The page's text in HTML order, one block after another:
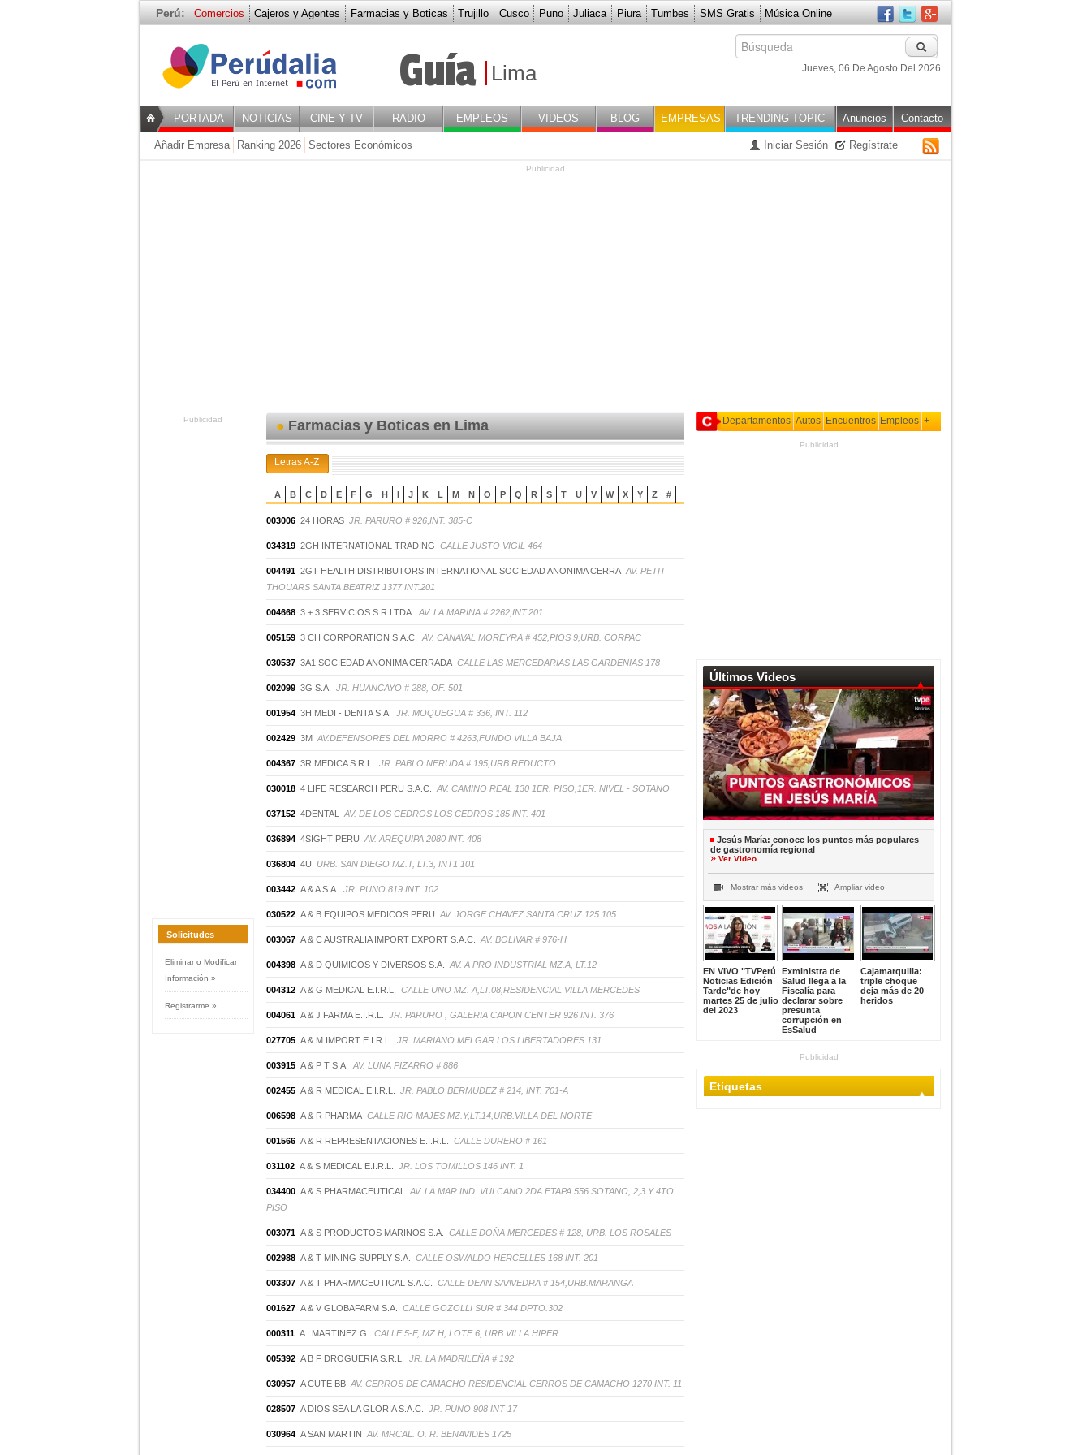
Perú: Comercios Cajeros y Agentes Farmacias y Boticas Trujillo Cusco Puno Juliaca Piura Tumbes SMS Gratis Música Online
Farmacias y Boticas en Lima
Guía Lima Jueves, 06 De Agosto Del 2026
PORTADA NOTICIAS CINE Y TV RADIO EMPLEOS VIDEOS BLOG EMPRESAS TRENDING TOPIC Contacto
Anuncios
Añadir Empresa Ranking 2026 Sectores Económicos Iniciar Sesión Regístrate
Publicidad
Publicidad
Solicitudes
Eliminar o Modificar
Información »
Registrarme »
Farmacias y Boticas en Lima
Letras A-Z
A B C D E F G H I J K L M N O P Q R S T U V W X Y Z #
003006 24 HORAS JR. PARURO # 926,INT. 385-C
034319 2GH INTERNATIONAL TRADING CALLE JUSTO VIGIL 464
004491 2GT HEALTH DISTRIBUTORS INTERNATIONAL SOCIEDAD ANONIMA CERRA AV. PETIT
THOUARS SANTA BEATRIZ 1377 INT.201
004668 3 + 3 SERVICIOS S.R.LTDA. AV. LA MARINA # 2262,INT.201
005159 3 CH CORPORATION S.A.C. AV. CANAVAL MOREYRA # 452,PIOS 9,URB. CORPAC
030537 3A1 SOCIEDAD ANONIMA CERRADA CALLE LAS MERCEDARIAS LAS GARDENIAS 178
002099 3G S.A. JR. HUANCAYO # 288, OF. 501
001954 3H MEDI - DENTA S.A. JR. MOQUEGUA # 336, INT. 112
002429 3M AV.DEFENSORES DEL MORRO # 4263,FUNDO VILLA BAJA
004367 3R MEDICA S.R.L. JR. PABLO NERUDA # 195,URB.REDUCTO
030018 4 LIFE RESEARCH PERU S.A.C. AV. CAMINO REAL 130 1ER. PISO,1ER. NIVEL - SOTANO
037152 4DENTAL AV. DE LOS CEDROS LOS CEDROS 185 INT. 401
036894 4SIGHT PERU AV. AREQUIPA 2080 INT. 408
036804 4U URB. SAN DIEGO MZ.T, LT.3, INT1 101
003442 A & A S.A. JR. PUNO 819 INT. 102
030522 A & B EQUIPOS MEDICOS PERU AV. JORGE CHAVEZ SANTA CRUZ 125 105
003067 A & C AUSTRALIA IMPORT EXPORT S.A.C. AV. BOLIVAR # 976-H
004398 A & D QUIMICOS Y DIVERSOS S.A. AV. A PRO INDUSTRIAL MZ.A, LT.12
004312 A & G MEDICAL E.I.R.L. CALLE UNO MZ. A,LT.08,RESIDENCIAL VILLA MERCEDES
004061 A & J FARMA E.I.R.L. JR. PARURO , GALERIA CAPON CENTER 926 INT. 376
027705 A & M IMPORT E.I.R.L. JR. MARIANO MELGAR LOS LIBERTADORES 131
003915 A & P T S.A. AV. LUNA PIZARRO # 886
002455 A & R MEDICAL E.I.R.L. JR. PABLO BERMUDEZ # 214, INT. 701-A
006598 A & R PHARMA CALLE RIO MAJES MZ.Y,LT.14,URB.VILLA DEL NORTE
001566 A & R REPRESENTACIONES E.I.R.L. CALLE DURERO # 161
031102 A & S MEDICAL E.I.R.L. JR. LOS TOMILLOS 146 INT. 1
034400 A & S PHARMACEUTICAL
AV. LA MAR IND. VULCANO 2DA ETAPA 556 SOTANO, 2,3 Y 4TO
PISO
003071 A & S PRODUCTOS MARINOS S.A. CALLE DOÑA MERCEDES # 128, URB. LOS ROSALES
002988 A & T MINING SUPPLY S.A. CALLE OSWALDO HERCELLES 168 INT. 201
003307 A & T PHARMACEUTICAL S.A.C. CALLE DEAN SAAVEDRA # 154,URB.MARANGA
001627 A & V GLOBAFARM S.A. CALLE GOZOLLI SUR # 344 DPTO.302
000311 A . MARTINEZ G. CALLE 5-F, MZ.H, LOTE 6, URB.VILLA HIPER
005392 A B F DROGUERIA S.R.L. JR. LA MADRILEÑA # 192
030957 A CUTE BB AV. CERROS DE CAMACHO RESIDENCIAL CERROS DE CAMACHO 1270 INT. 11
028507 A DIOS SEA LA GLORIA S.A.C. JR. PUNO 908 INT 17
030964 A SAN MARTIN AV. MRCAL. O. R. BENAVIDES 1725
Departamentos Autos Encuentros Empleos +
Publicidad
Últimos Videos
Jesús María: conoce los puntos más populares
de gastronomía regional
Ver Video
Mostrar más videos Ampliar video
EN VIVO "TVPerú
Noticias Edición
Tarde"de hoy
martes 25 de julio
del 2023
Exministra de
Salud llega a la
Fiscalía para
declarar sobre
presunta
corrupción en
EsSalud
Cajamarquilla:
triple choque
deja más de 20
heridos
Publicidad
Etiquetas